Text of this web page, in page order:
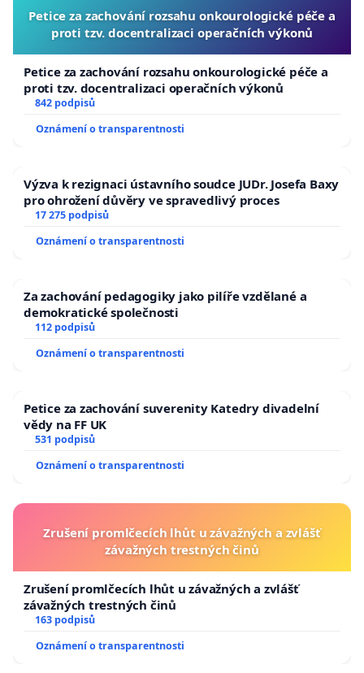
Petice za zachování rozsahu onkourologické péče a
proti tzv. docentralizaci operačních výkonů
Petice za zachování rozsahu onkourologické péče a
proti tzv. docentralizaci operačních výkonů
842 podpisů
Oznámení o transparentnosti
Výzva k rezignaci ústavního soudce JUDr. Josefa Baxy
pro ohrožení důvěry ve spravedlivý proces
17 275 podpisů
Oznámení o transparentnosti
Za zachování pedagogiky jako pilíře vzdělané a
demokratické společnosti
112 podpisů
Oznámení o transparentnosti
Petice za zachování suverenity Katedry divadelní
vědy na FF UK
531 podpisů
Oznámení o transparentnosti
Zrušení promlčecích lhůt u závažných a zvlášť
závažných trestných činů
Zrušení promlčecích lhůt u závažných a zvlášť
závažných trestných činů
163 podpisů
Oznámení o transparentnosti